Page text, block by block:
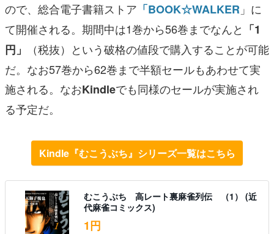
ので、総合電子書籍ストア 「BOOK☆WALKER 」に
て開催される。期間中は1巻から56巻までなんと 「1
円」
（税抜）という破格の値段で購入することが可能
だ。なお57巻から62巻まで半額セールもあわせて実
施される。なおKindleでも同様のセールが実施され
る予定だ。
Kindle『むこうぶち』シリーズ一覧はこちら
むこうぶち 高レート裏麻雀列伝 （1） (近
代麻雀コミックス)
1円